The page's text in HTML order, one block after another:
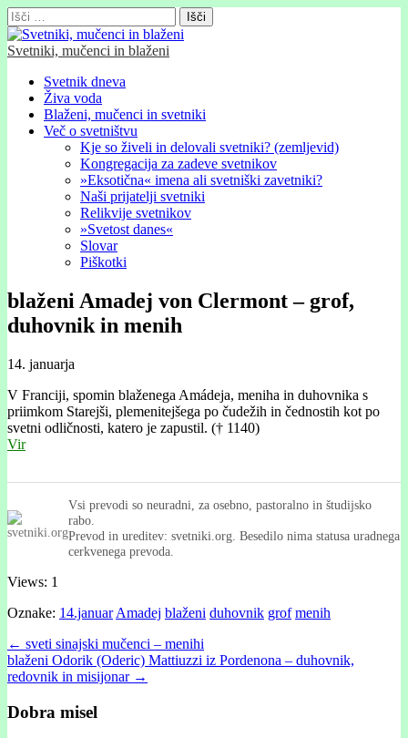
Išči:
Svetniki, mučenci in blaženi
Glavni
meni
Skip
content
Svetnik dneva
Živa voda
Blaženi, mučenci in svetniki
Več o svetništvu
Kje so živeli in delovali svetniki? (zemljevid)
Kongregacija za zadeve svetnikov
»Eksotična« imena ali svetniški zavetniki?
Naši prijatelji svetniki
Relikvije svetnikov
»Svetost danes«
Slovar
Piškotki
blaženi Amadej von Clermont – grof,
duhovnik in menih
14. januarja
V Franciji, spomin blaženega Amádeja, meniha in duhovnika s
priimkom Starejši, plemenitejšega po čudežih in čednostih kot po
svetni odličnosti, katero je zapustil. († 1140)
Vir
Vsi prevodi so neuradni, za osebno, pastoralno in študijsko
rabo.
Prevod in ureditev: svetniki.org. Besedilo nima statusa uradnega
cerkvenega prevoda.
Views: 1
Oznake: 14.januar Amadej blaženi duhovnik grof menih
Post
navigation
← sveti sinajski mučenci – menihi
blaženi Odorik (Oderic) Mattiuzzi iz Pordenona – duhovnik,
redovnik in misijonar →
Dobra misel